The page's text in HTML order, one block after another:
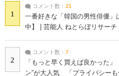
1
コメント数： 21
一番好きな「韓国の男性俳優」
中】 | 芸能人 ねとらぼリサーチ
2
コメント数： 7
「もっと早く買えば良かった
ン”が大人気 「プライバシー